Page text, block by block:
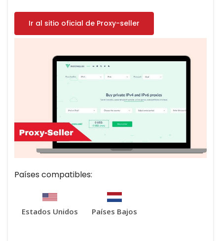
Ir al sitio oficial de Proxy-seller
Países compatibles:
Estados Unidos Países Bajos